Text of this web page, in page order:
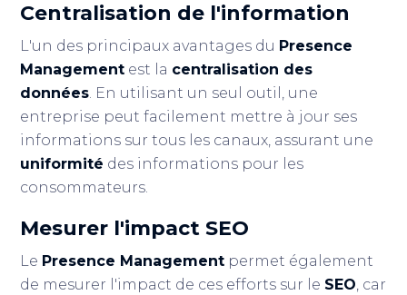
Centralisation de l'information
L'un des principaux avantages du Presence
Management est la centralisation des
données. En utilisant un seul outil, une
entreprise peut facilement mettre à jour ses
informations sur tous les canaux, assurant une
uniformité des informations pour les
consommateurs.
Mesurer l'impact SEO
Le Presence Management permet également
de mesurer l'impact de ces efforts sur le SEO, car